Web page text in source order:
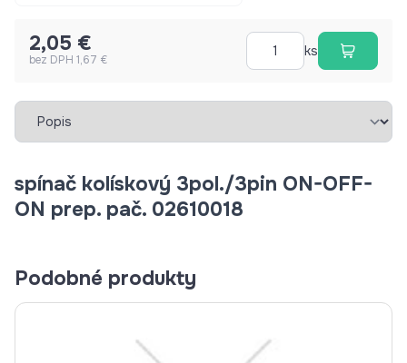
2,05 €
bez DPH 1,67 €
ks
Vybrať záložku
spínač kolískový 3pol./3pin ON-OFF-
ON prep. pač. 02610018
Podobné produkty